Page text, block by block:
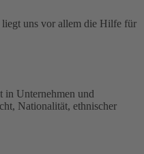
liegt uns vor allem die Hilfe für
in Unternehmen und
Nationalität, ethnischer